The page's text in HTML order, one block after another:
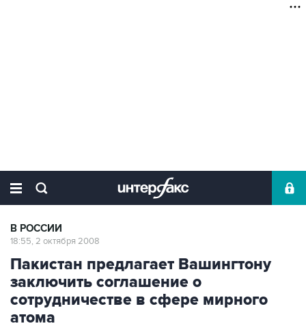
В РОССИИ
18:55, 2 октября 2008
Пакистан предлагает Вашингтону
заключить соглашение о
сотрудничестве в сфере мирного
атома